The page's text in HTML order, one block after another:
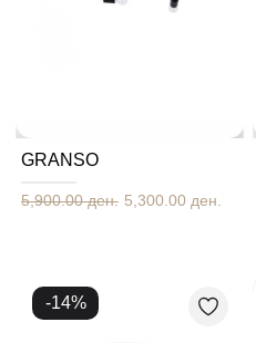
GRANSO
5,900.00 ден. 5,300.00 ден.
-14%